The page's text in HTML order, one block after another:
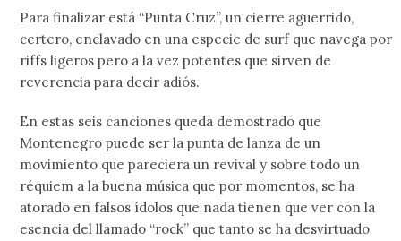
Para finalizar está “Punta Cruz”, un cierre aguerrido,
certero, enclavado en una especie de surf que navega por
riffs ligeros pero a la vez potentes que sirven de
reverencia para decir adiós.
En estas seis canciones queda demostrado que
Montenegro puede ser la punta de lanza de un
movimiento que pareciera un revival y sobre todo un
réquiem a la buena música que por momentos, se ha
atorado en falsos ídolos que nada tienen que ver con la
esencia del llamado “rock” que tanto se ha desvirtuado